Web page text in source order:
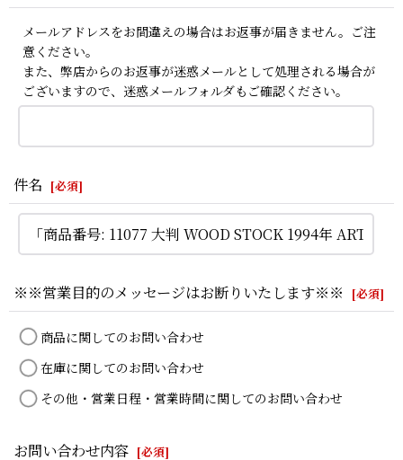
メールアドレスをお間違えの場合はお返事が届きません。ご注
意ください。
また、弊店からのお返事が迷惑メールとして処理される場合が
ございますので、迷惑メールフォルダもご確認ください。
件名 [必須]
※※営業目的のメッセージはお断りいたします※※ [必須]
商品に関してのお問い合わせ
在庫に関してのお問い合わせ
その他・営業日程・営業時間に関してのお問い合わせ
お問い合わせ内容 [必須]